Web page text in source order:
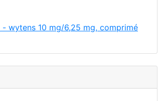
wytens 10 mg/6,25 mg, comprimé